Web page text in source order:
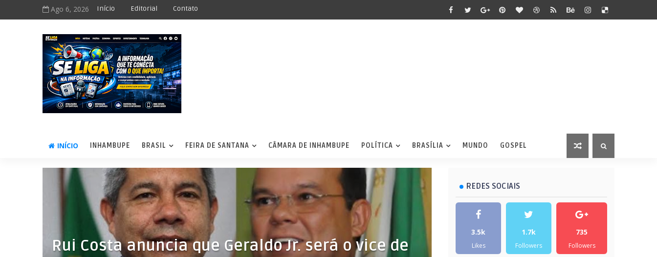
Ago 6, 2026 Início Editorial Contato
INÍCIO INHAMBUPE BRASIL FEIRA DE SANTANA CÂMARA DE INHAMBUPE POLÍTICA BRASÍLIA MUNDO GOSPEL
Rui Costa anuncia que Geraldo Jr. será o vice de
REDES SOCIAIS
3.5k
Likes
1.7k
Followers
735
Followers